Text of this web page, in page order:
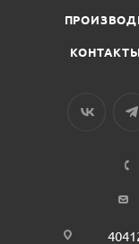
КОНТАКТЫ